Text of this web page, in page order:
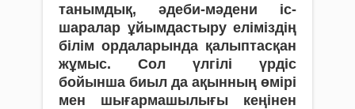
танымдық, әдеби-мәдени іс-
шаралар ұйымдастыру еліміздің
білім ордаларында қалыптасқан
жұмыс. Сол үлгілі үрдіс
бойынша биыл да ақынның өмірі
мен шығармашылығы кеңінен